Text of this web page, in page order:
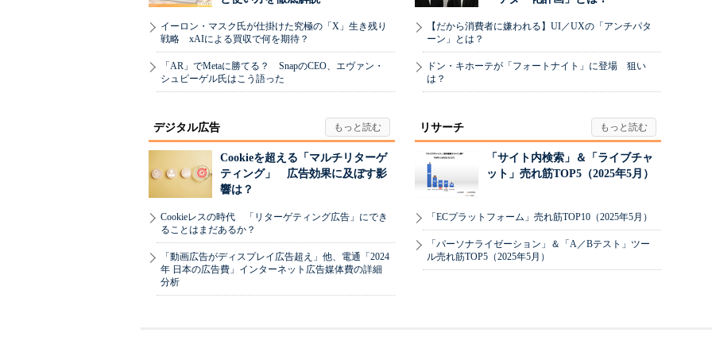
イーロン・マスク氏が仕掛けた究極の「X」生き残り
戦略 xAIによる買収で何を期待？
「AR」でMetaに勝てる？ SnapのCEO、エヴァン・
シュピーゲル氏はこう語った
【だから消費者に嫌われる】UI／UXの「アンチパタ
ーン」とは？
ドン・キホーテが「フォートナイト」に登場 狙い
は？
デジタル広告
Cookieを超える「マルチリターゲ
ティング」 広告効果に及ぼす影
響は？
Cookieレスの時代 「リターゲティング広告」にでき
ることはまだあるか？
「動画広告がディスプレイ広告超え」他、電通「2024
年 日本の広告費」インターネット広告媒体費の詳細
分析
リサーチ
「サイト内検索」＆「ライブチャ
ット」売れ筋TOP5（2025年5月）
「ECプラットフォーム」売れ筋TOP10（2025年5月）
「パーソナライゼーション」＆「A／Bテスト」ツー
ル売れ筋TOP5（2025年5月）